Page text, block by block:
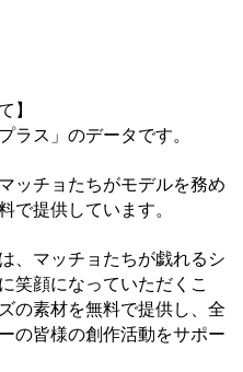
】
ラス」のデータです。
ッチョたちがモデルを務め
で提供しています。
、マッチョたちが戯れるシ
笑顔になっていただくこ
の素材を無料で提供し、全
の皆様の創作活動をサポー